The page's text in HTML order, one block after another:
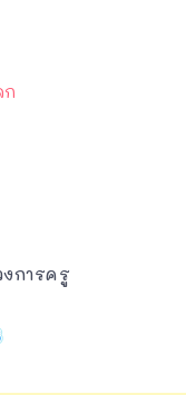
งการครู